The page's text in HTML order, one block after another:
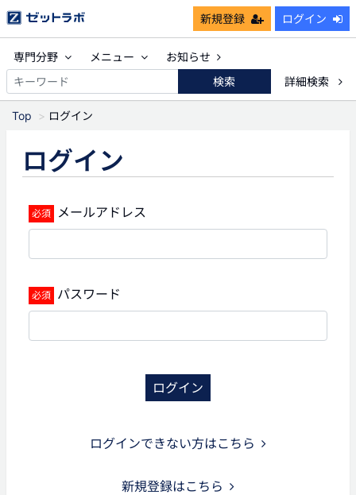
新規登録 ログイン
専門分野 メニュー
お知らせ
検索
詳細検索
Top ログイン
ログイン
メールアドレス
パスワード
ログイン
ログインできない方はこちら
新規登録はこちら